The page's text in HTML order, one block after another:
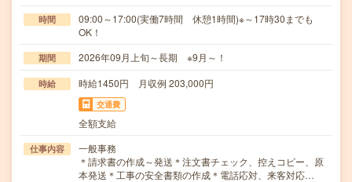
時間
09:00～17:00(実働7時間 休憩1時間)※～17時30までも
OK！
期間 2026年09月上旬～長期 ※9月～！
時給 時給1450円 月収例 203,000円
交通費
全額支給
仕事内容
一般事務
＊請求書の作成～発送＊注文書チェック、控えコピー、原
本発送＊工事の安全書類の作成＊電話応対、来客対応…